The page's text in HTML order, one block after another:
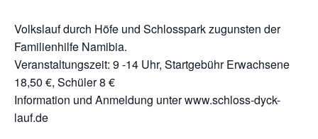
Volkslauf durch Höfe und Schlosspark zugunsten der
Familienhilfe Namibia.
Veranstaltungszeit: 9 -14 Uhr, Startgebühr Erwachsene
18,50 €, Schüler 8 €
Information und Anmeldung unter www.schloss-dyck-
lauf.de